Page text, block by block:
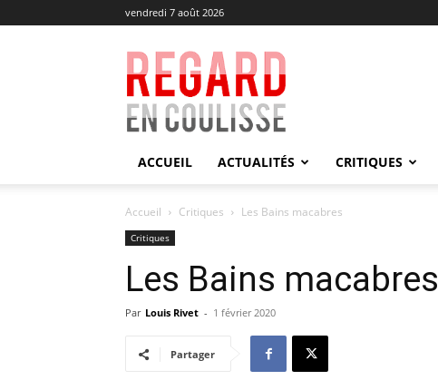
vendredi 7 août 2026
Regard
en
Coulisse
ACCUEIL ACTUALITÉS CRITIQUES
Accueil Critiques Les Bains macabres
Critiques
Les Bains macabres
Par Louis Rivet - 1 février 2020
Partager